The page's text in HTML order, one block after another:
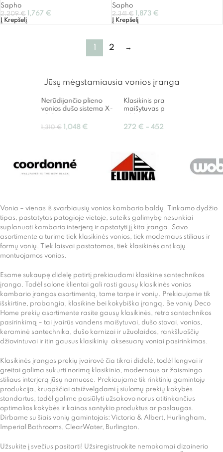
Sapho
2,209€ 1,767 €
Į Krepšelį
Sapho
2,341€ 1,873 €
Į Krepšelį
1 2 →
Jūsų mėgstamiausia vonios įranga
Nerūdijančio plieno
vonios dušo sistema X-
1,310€ 1,048 €
Klasikinis praustuvo
maišytuvas po tinku New
272 € – 452
Vonia – vienas iš svarbiausių vonios kambario baldų. Tinkamo dydžio
tipas, pastatytas patogioje vietoje, suteiks galimybę nesunkiai
suplanuoti kambario interjerą ir apstatyti jį kita įranga. Savo
asortimente a turime tiek klasikinės vonios, tiek modernaus stiliaus ir
formų vonių. Tiek laisvai pastatomos, tiek klasikinės ant kojų
montuojamos vonios.
Esame sukaupę didelę patirtį prekiaudami klasikine santechnikos
įranga. Todėl salone klientai gali rasti gausų klasikinės vonios
kambario įrangos asortimentą, tame tarpe ir vonių. Prekiaujame tik
išskirtine, prabangia, klasikine bei kokybiška įrangą. Be vonių Deco
Home prekių asortimente rasite gausų klasikinės, retro santechnikos
pasirinkimą – tai įvairūs vandens maišytuvai, dušo stovai, vonios,
keraminė santechnika, dušo karnizai ir užuolaidos, rankšluoščių
džiovintuvai ir itin gausus klasikinių aksesuarų voniai pasirinkimas.
Klasikinės įrangos prekių įvairovė čia tikrai didelė, todėl lengvai ir
greitai galima sukurti norimą klasikinio, modernaus ar žaismingo
stiliaus interjerą jūsų namuose. Prekiaujame tik rinktinių gamintojų
produkcija, kruopščiai atsižvelgdami į siūlomų prekių kokybės
standartus, todėl galime pasiūlyti užsakovo norus atitinkančius
optimalios kokybės ir kainos santykio produktus ar paslaugas.
Dirbame su šiais vonių gamintojais: Victoria & Albert, Hurlingham,
Imperial Bathrooms, ClearWater, Burlington.
Užsukite į svečius pasitarti! Užsiregistruokite nemokamai dizainerio